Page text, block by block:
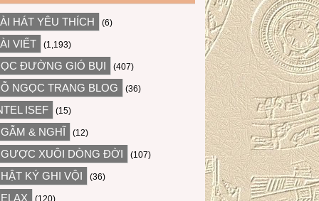
HÁT YÊU THÍCH (6)
VIẾT (1,193)
ĐƯỜNG GIÓ BỤI (407)
NGỌC TRANG BLOG (36)
ISEF (15)
& NGHĨ (12)
XUÔI DÒNG ĐỜI (107)
KÝ GHI VỘI (36)
(120)